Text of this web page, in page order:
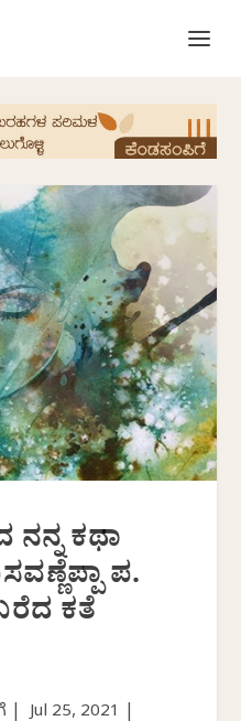
ನನ್ನ ಕಥಾ
ಪ.
ಕತೆ
|Jul 25, 2021